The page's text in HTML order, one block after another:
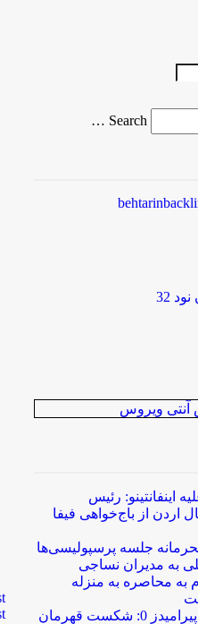
Search …
32
ویروس
اینفانتینو: رئیس
اردن از باج‌خواهی فیفا
جلسه پرسپولیسی‌ها
به مدیران نساجی
به محاصره به منزله
پرسپولیس 1 – پیرامیدز 0: شکست قهرمان